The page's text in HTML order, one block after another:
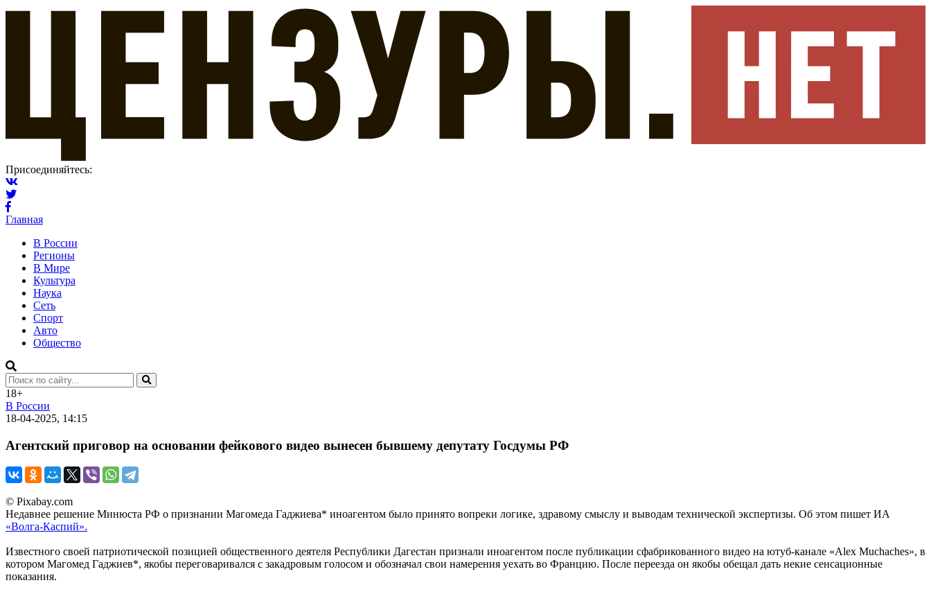
Присоединяйтесь:
Главная
В России
Регионы
В Мире
Культура
Наука
Сеть
Спорт
Авто
Общество
18+
В России
18-04-2025, 14:15
Агентский приговор на основании фейкового видео вынесен бывшему депутату Госдумы РФ
© Pixabay.com
Недавнее решение Минюста РФ о признании Магомеда Гаджиева* иноагентом было принято вопреки логике, здравому смыслу и выводам технической экспертизы. Об этом пишет ИА
«Волга-Каспий».
Известного своей патриотической позицией общественного деятеля Республики Дагестан признали иноагентом после публикации сфабрикованного видео на ютуб-канале «Alex Muchaches», в
котором Магомед Гаджиев*, якобы переговаривался с закадровым голосом и обозначал свои намерения уехать во Францию. После переезда он якобы обещал дать некие сенсационные
показания.